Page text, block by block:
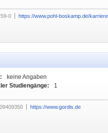
0 https://www.pohl-boskamp.de/
keine Angaben
Studiengänge:
1
https://www.gordis.de